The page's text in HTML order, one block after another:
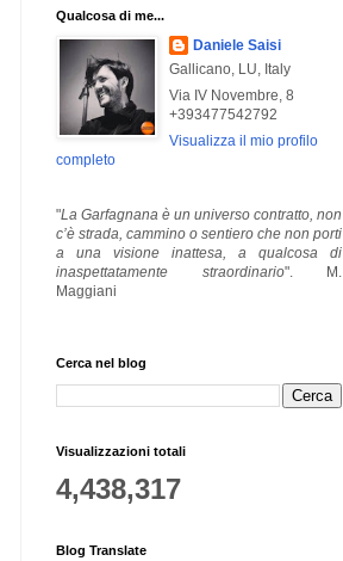
Qualcosa di me...
Daniele Saisi
Gallicano, LU, Italy
Via IV Novembre, 8
+393477542792
Visualizza il mio profilo
completo
"La Garfagnana è un universo contratto, non
c’è strada, cammino o sentiero che non porti
a una visione inattesa, a qualcosa di
inaspettatamente straordinario". M.
Maggiani
Cerca nel blog
Visualizzazioni totali
4,438,317
Blog Translate